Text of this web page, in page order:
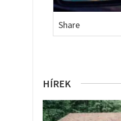
Share
HÍREK